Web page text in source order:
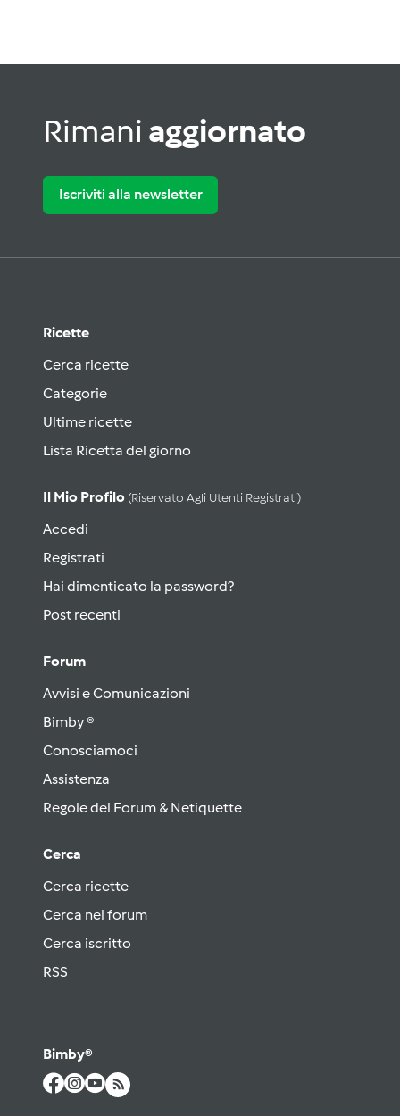
Rimani aggiornato
Iscriviti alla newsletter
Ricette
Cerca ricette
Categorie
Ultime ricette
Lista Ricetta del giorno
Il Mio Profilo (riservato Agli Utenti Registrati)
Accedi
Registrati
Hai dimenticato la password?
Post recenti
Forum
Avvisi e Comunicazioni
Bimby ®
Conosciamoci
Assistenza
Regole del Forum & Netiquette
Cerca
Cerca ricette
Cerca nel forum
Cerca iscritto
RSS
Bimby®